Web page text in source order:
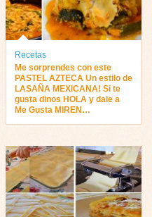
Recetas
Me sorprendes con este
PASTEL AZTECA Un estilo de
LASAÑA MEXICANA! Si te
gusta dinos HOLA y dale a
Me Gusta MIREN…